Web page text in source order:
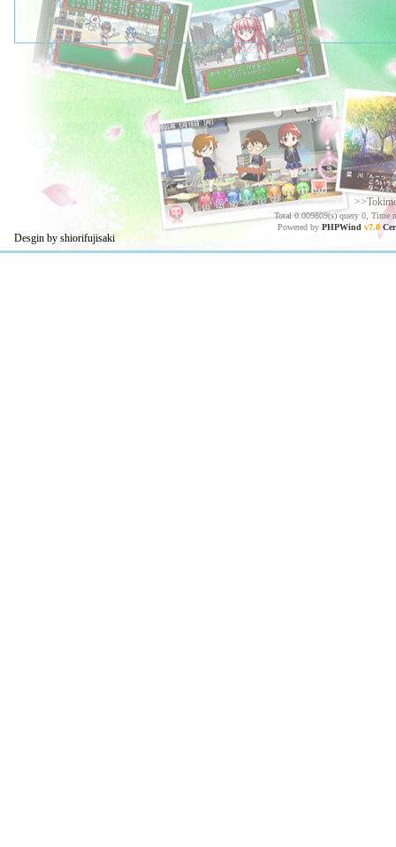
Total 0.009809(s) query 0, Time
Powered by PHPWind v7.0
Desgin by shiorifujisaki